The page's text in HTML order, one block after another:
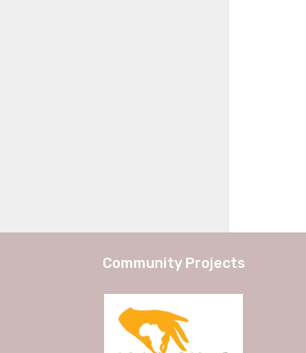
Community Projects